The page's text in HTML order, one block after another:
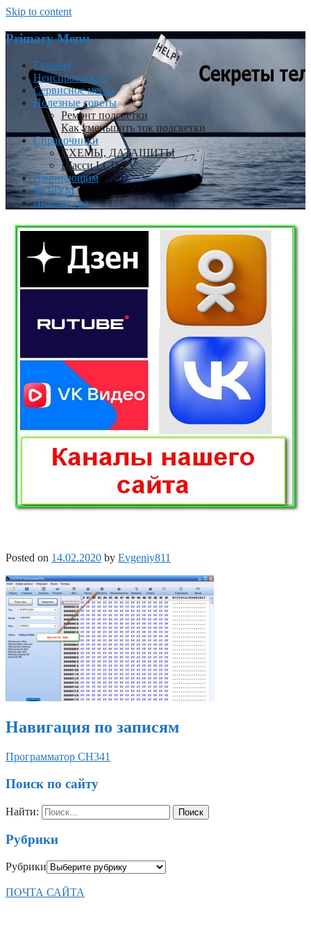
Skip to content
Primary Menu
Главная
Неисправности
Сервисное меню
Полезные советы
Ремонт подсветки
Как уменьшить ток подсветки
Справочники
СХЕМЫ, ДАТАШИТЫ
Шасси LCD TV
Начинающим
ФОРУМ
Литература
Posted on 14.02.2020 by Evgeniy811
Навигация по записям
Программатор CH341
Поиск по сайту
Найти:
Рубрики
Рубрики
ПОЧТА САЙТА